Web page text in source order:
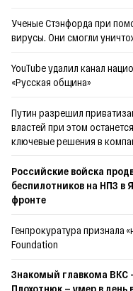
Ученые Стэнфорда при
вирусы. Они смогли
YouTube удалил канал
«Русская община»
Путин разрешил
властей при этом
ключевые решения в
Российские войска
беспилотников на НПЗ в
фронте
Генпрокуратура признала
Foundation
Знакомый главкома ВКС
Плохотнюк — умер в день